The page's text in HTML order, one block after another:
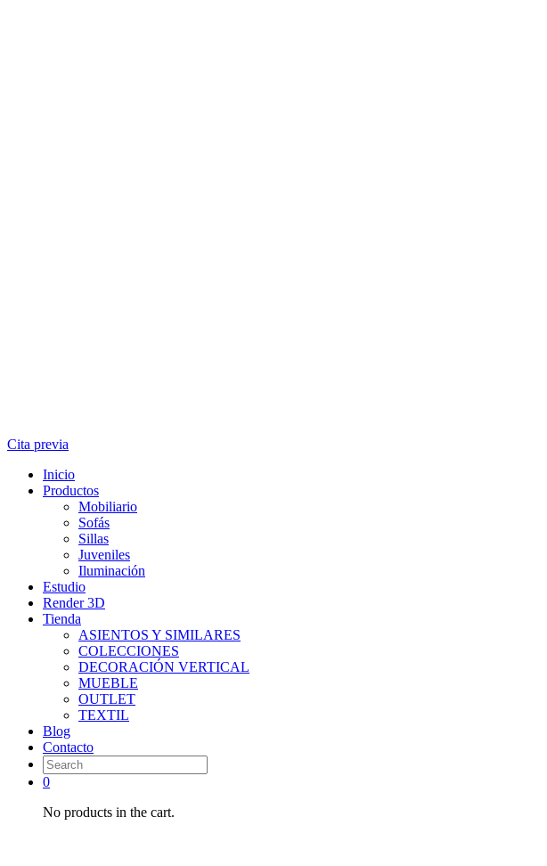
Cita previa
Inicio
Productos
Mobiliario
Sofás
Sillas
Juveniles
Iluminación
Estudio
Render 3D
Tienda
ASIENTOS Y SIMILARES
COLECCIONES
DECORACIÓN VERTICAL
MUEBLE
OUTLET
TEXTIL
Blog
Contacto
0
No products in the cart.